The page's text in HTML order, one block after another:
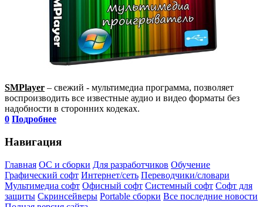
SMPlayer – свежий - мультимедиа программа, позволяет
воспроизводить все известные аудио и видео форматы без
надобности в сторонних кодеках.
0 Подробнее
Навигация
Главная ОС и сборки Для разработчиков Обучение
Графический софт Интернет/сеть Переводчики/словари
Мультимедиа софт Офисный софт Системный софт Софт для
защиты Скринсейверы Portable сборки Все последние новости